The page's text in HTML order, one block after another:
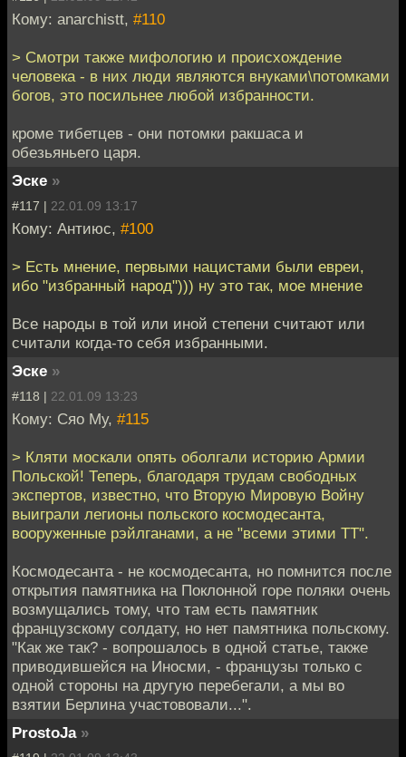
Кому: anarchistt, #110
> Смотри также мифологию и происхождение
человека - в них люди являются внуками\потомками
богов, это посильнее любой избранности.
кроме тибетцев - они потомки ракшаса и
обезьяньего царя.
Эске »
#117 | 22.01.09 13:17
Кому: Антиюс, #100
> Есть мнение, первыми нацистами были евреи,
ибо "избранный народ"))) ну это так, мое мнение
Все народы в той или иной степени считают или
считали когда-то себя избранными.
Эске »
#118 | 22.01.09 13:23
Кому: Сяо Му, #115
> Кляти москали опять оболгали историю Армии
Польской! Теперь, благодаря трудам свободных
экспертов, известно, что Вторую Мировую Войну
выиграли легионы польского космодесанта,
вооруженные рэйлганами, а не "всеми этими ТТ".
Космодесанта - не космодесанта, но помнится после
открытия памятника на Поклонной горе поляки очень
возмущались тому, что там есть памятник
французскому солдату, но нет памятника польскому.
"Как же так? - вопрошалось в одной статье, также
приводившейся на Иносми, - французы только с
одной стороны на другую перебегали, а мы во
взятии Берлина участововали...".
ProstoJa »